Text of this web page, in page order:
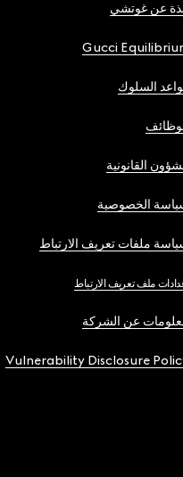
عن غوتشي
Gucci
السلوك
القانونية
الخصوصية
ملفات تعريف الارتباط
ملف تعريف الارتباط
عن الشركة
Vulnerability Disclosure